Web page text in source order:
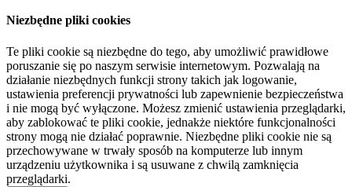
Niezbędne pliki cookies
Te pliki cookie są niezbędne do tego, aby umożliwić prawidłowe
poruszanie się po naszym serwisie internetowym. Pozwalają na
działanie niezbędnych funkcji strony takich jak logowanie,
ustawienia preferencji prywatności lub zapewnienie bezpieczeństwa
i nie mogą być wyłączone. Możesz zmienić ustawienia przeglądarki,
aby zablokować te pliki cookie, jednakże niektóre funkcjonalności
strony mogą nie działać poprawnie. Niezbędne pliki cookie nie są
przechowywane w trwały sposób na komputerze lub innym
urządzeniu użytkownika i są usuwane z chwilą zamknięcia
przeglądarki.